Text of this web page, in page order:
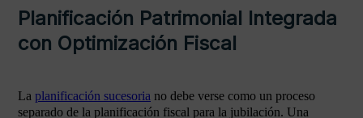
Planificación Patrimonial Integrada
con Optimización Fiscal
La planificación sucesoria no debe verse como un proceso
separado de la planificación fiscal para la jubilación. Una